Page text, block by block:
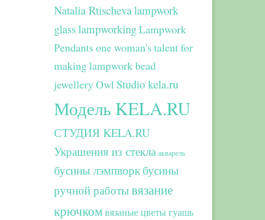
Natalia Rtischevalampwork
glasslampworkingLampwork
Pendants one woman's talent for
making lampwork bead
jewelleryOwlStudio kela.ru
Модель KELA.RU
СТУДИЯ KELA.RU
Украшения из стекла акварель
бусины лэмпворк бусины
ручной работывязание
крючком вязаные цветы гуашь